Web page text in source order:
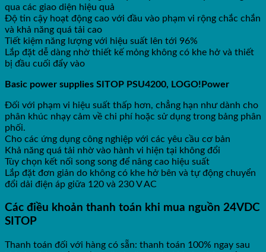
qua các giao diện hiệu quả
Độ tin cậy hoạt động cao với đầu vào phạm vi rộng chắc chắn
và khả năng quá tải cao
Tiết kiệm năng lượng với hiệu suất lên tới 96%
Lắp đặt dễ dàng nhờ thiết kế mỏng không có khe hở và thiết
bị đầu cuối đẩy vào
Basic power supplies SITOP PSU4200, LOGO!Power
Đối với phạm vi hiệu suất thấp hơn, chẳng hạn như dành cho
phân khúc nhạy cảm về chi phí hoặc sử dụng trong bảng phân
phối.
Cho các ứng dụng công nghiệp với các yêu cầu cơ bản
Khả năng quá tải nhờ vào hành vi hiện tại không đổi
Tùy chọn kết nối song song để nâng cao hiệu suất
Lắp đặt đơn giản do không có khe hở bên và tự động chuyển
đổi dải điện áp giữa 120 và 230 V AC
Các điều khoản thanh toán khi mua nguồn 24VDC
SITOP
Thanh toán đối với hàng có sẵn: thanh toán 100% ngay sau